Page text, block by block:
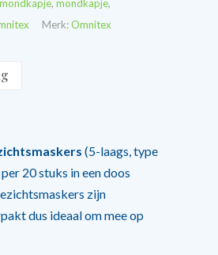
, mondkapje,
Merk:Omnitex
(5-laags, type
20 stuks in een doos
zijn
dus ideaal om mee op